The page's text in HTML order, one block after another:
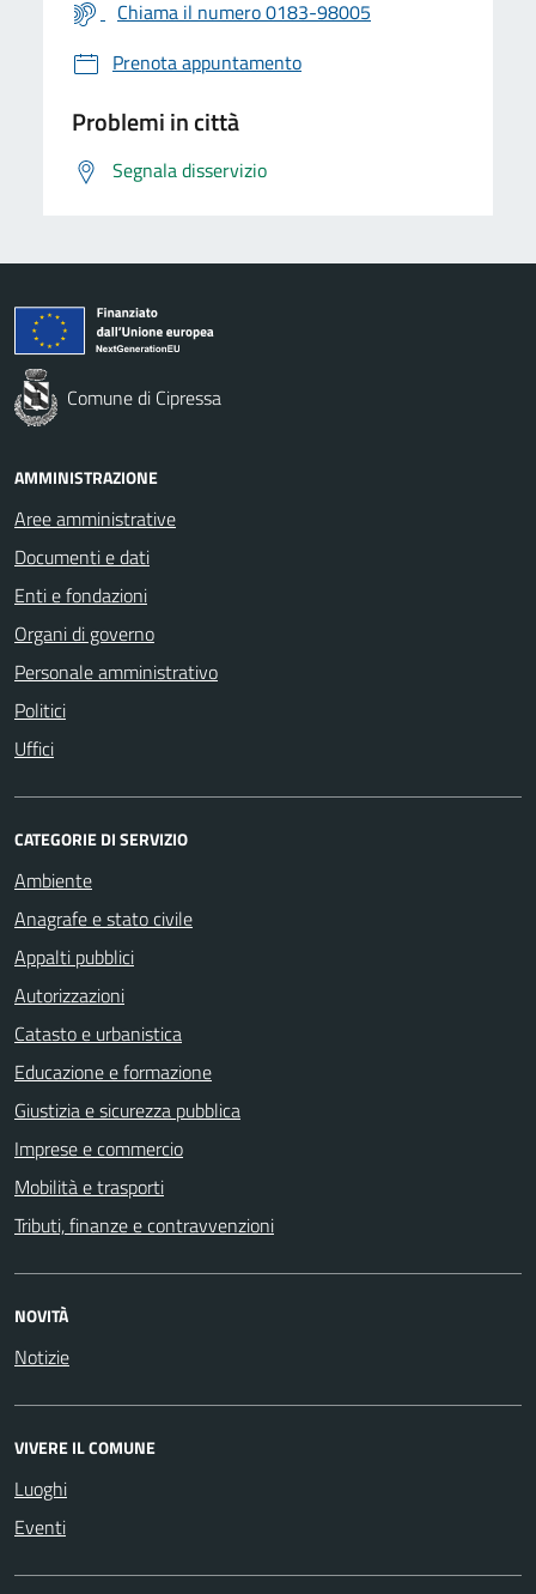
Chiama il numero 0183-98005
Prenota appuntamento
Problemi in città
Segnala disservizio
Comune di Cipressa
AMMINISTRAZIONE
Aree amministrative
Documenti e dati
Enti e fondazioni
Organi di governo
Personale amministrativo
Politici
Uffici
CATEGORIE DI SERVIZIO
Ambiente
Anagrafe e stato civile
Appalti pubblici
Autorizzazioni
Catasto e urbanistica
Educazione e formazione
Giustizia e sicurezza pubblica
Imprese e commercio
Mobilità e trasporti
Tributi, finanze e contravvenzioni
NOVITÀ
Notizie
VIVERE IL COMUNE
Luoghi
Eventi